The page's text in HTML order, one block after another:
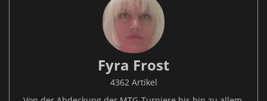
Fyra Frost
4362 Artikel